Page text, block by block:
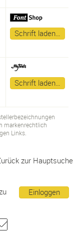
Schrift laden…
Schrift laden…
markenrechtlich
Links.
zur Hauptsuche
Einloggen